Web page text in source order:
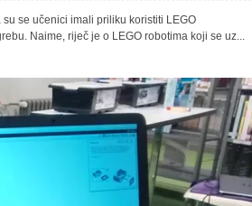
se učenici imali priliku koristiti LEGO
Naime, riječ je o LEGO robotima koji se uz...